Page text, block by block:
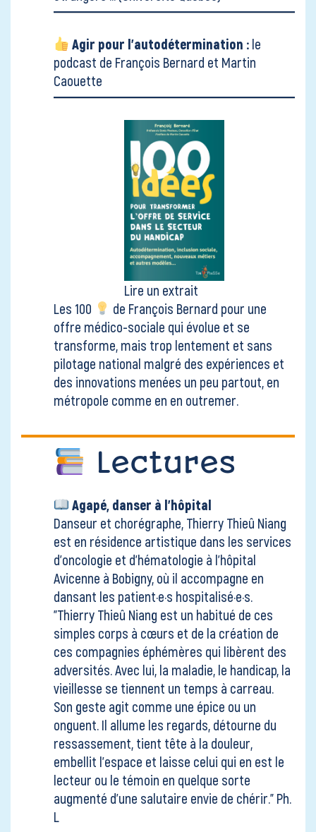
Agir pour l'autodétermination : le
podcast de François Bernard et Martin
Caouette
Lire un extrait
Les 100
de François Bernard pour une
offre médico-sociale qui évolue et se
transforme, mais trop lentement et sans
pilotage national malgré des expériences et
des innovations menées un peu partout, en
métropole comme en en outremer.
Lectures
Agapé, danser à l'hôpital
Danseur et chorégraphe, Thierry Thieû Niang
est en résidence artistique dans les services
d’oncologie et d’hématologie à l’hôpital
Avicenne à Bobigny, où il accompagne en
dansant les patient·e·s hospitalisé·e·s.
"Thierry Thieû Niang est un habitué de ces
simples corps à cœurs et de la création de
ces compagnies éphémères qui libèrent des
adversités. Avec lui, la maladie, le handicap, la
vieillesse se tiennent un temps à carreau.
Son geste agit comme une épice ou un
onguent. Il allume les regards, détourne du
ressassement, tient tête à la douleur,
embellit l’espace et laisse celui qui en est le
lecteur ou le témoin en quelque sorte
augmenté d’une salutaire envie de chérir." Ph.
L